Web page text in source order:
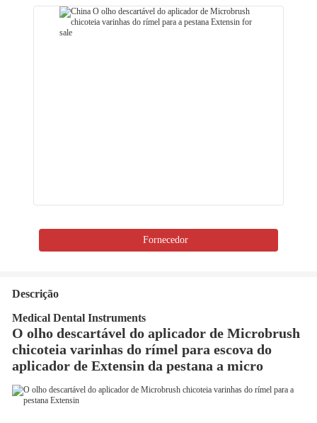
Fornecedor
Descrição
Medical Dental Instruments
O olho descartável do aplicador de Microbrush
chicoteia varinhas do rímel para escova do
aplicador de Extensin da pestana a micro